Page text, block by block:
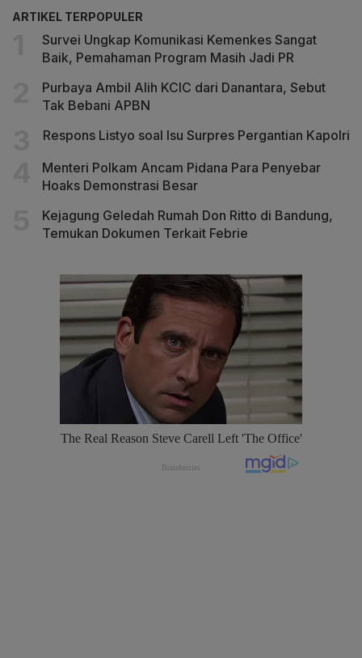
ARTIKEL TERPOPULER
Survei Ungkap Komunikasi Kemenkes Sangat
Baik, Pemahaman Program Masih Jadi PR
Purbaya Ambil Alih KCIC dari Danantara, Sebut
Tak Bebani APBN
Respons Listyo soal Isu Surpres Pergantian Kapolri
Menteri Polkam Ancam Pidana Para Penyebar
Hoaks Demonstrasi Besar
Kejagung Geledah Rumah Don Ritto di Bandung,
Temukan Dokumen Terkait Febrie